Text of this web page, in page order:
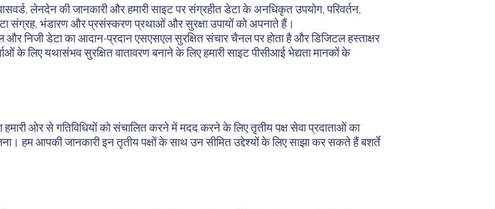
लेनदेन की जानकारी और हमारी साइट पर संग्रहीत डेटा के अनधिकृत उपयोग, परिवर्तन,
संग्रह, भंडारण और प्रसंस्करण प्रथाओं और सुरक्षा उपायों को अपनाते हैं।
निजी डेटा का आदान-प्रदान एसएसएल सुरक्षित संचार चैनल पर होता है और डिजिटल हस्ताक्षर
के लिए यथासंभव सुरक्षित वातावरण बनाने के लिए हमारी साइट पीसीआई भेद्यता मानकों के
ओर से गतिविधियों को संचालित करने में मदद करने के लिए तृतीय पक्ष सेवा प्रदाताओं का
हम आपकी जानकारी इन तृतीय पक्षों के साथ उन सीमित उद्देश्यों के लिए साझा कर सकते हैं बशर्ते